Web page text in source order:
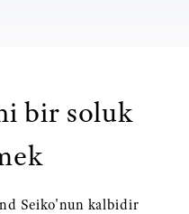
bir soluk
Seiko'nun kalbidir